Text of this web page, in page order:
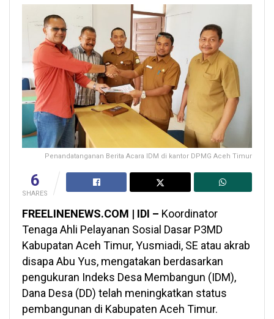
Penandatanganan Berita Acara IDM di kantor DPMG Aceh Timur
6
SHARES
FREELINENEWS.COM | IDI – Koordinator
Tenaga Ahli Pelayanan Sosial Dasar P3MD
Kabupatan Aceh Timur, Yusmiadi, SE atau akrab
disapa Abu Yus, mengatakan berdasarkan
pengukuran Indeks Desa Membangun (IDM),
Dana Desa (DD) telah meningkatkan status
pembangunan di Kabupaten Aceh Timur.